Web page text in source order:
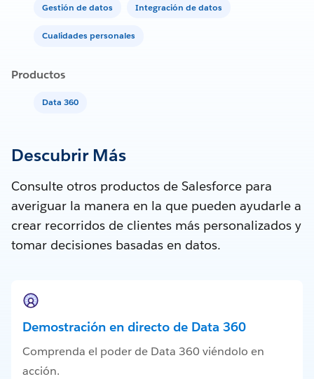
Gestión de datos Integración de datos
Cualidades personales
Productos
Data 360
Descubrir Más
Consulte otros productos de Salesforce para
averiguar la manera en la que pueden ayudarle a
crear recorridos de clientes más personalizados y
tomar decisiones basadas en datos.
Demostración en directo de Data 360
Comprenda el poder de Data 360 viéndolo en
acción.